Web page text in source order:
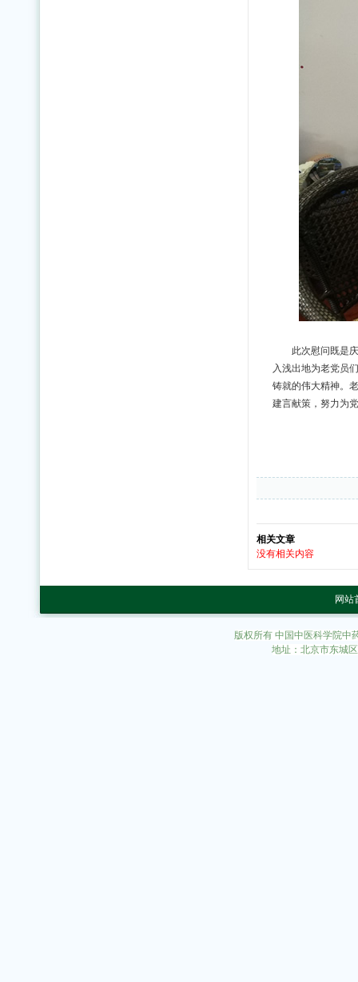
此次慰问既是
入浅出地为老党员
铸就的伟大精神。
建言献策，努力为
相关文章
没有相关内容
网站
版权所有 中国中医科学院中
地址：北京市东城